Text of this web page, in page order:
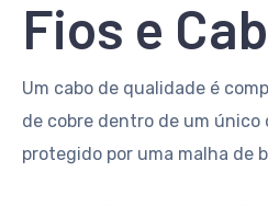
Fios e
Um cabo de qualidade é
de cobre dentro de um único
protegido por uma malha de